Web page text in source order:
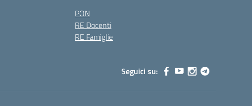
PON
RE Docenti
RE Famiglie
Seguici su: